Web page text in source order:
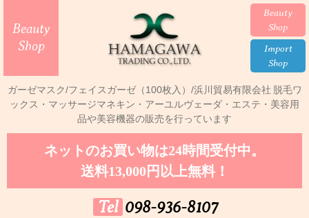
Beauty
Shop
Import
Shop
Beauty
Shop
ガーゼマスク/フェイスガーゼ（100枚入）/浜川貿易有限会社 脱毛ワ
ックス・マッサージマネキン・アーユルヴェーダ・エステ・美容用
品や美容機器の販売を行っています
ネットのお買い物は24時間受付中。
送料13,000円以上無料！
Tel 098-936-8107